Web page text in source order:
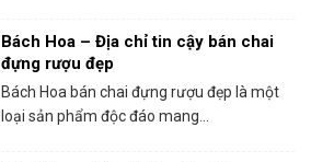
Bách Hoa – Địa chỉ tin cậy bán chai
đựng rượu đẹp
Bách Hoa bán chai đựng rượu đẹp là một
loại sản phẩm độc đáo mang...